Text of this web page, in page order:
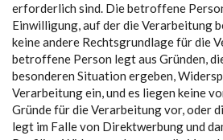
erforderlich sind. Die betroffene
Einwilligung, auf der die Verarbeitung
keine andere Rechtsgrundlage für die
betroffene Person legt aus Gründen,
besonderen Situation ergeben,
Verarbeitung ein, und es liegen keine
Gründe für die Verarbeitung vor, oder
legt im Falle von Direktwerbung und